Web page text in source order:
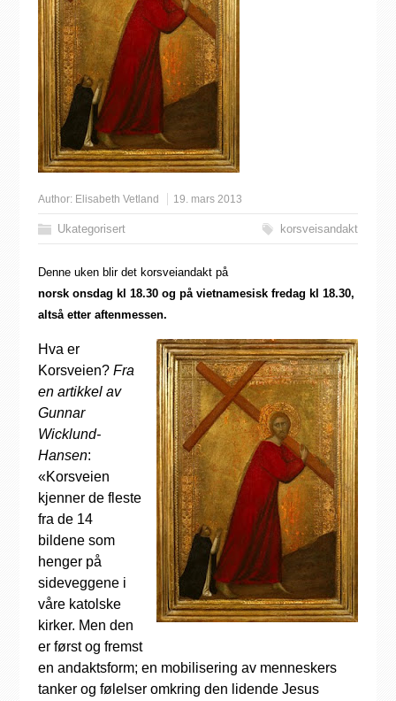
Author: Elisabeth Vetland 19. mars 2013
Ukategorisert korsveisandakt
Denne uken blir det korsveiandakt på
norsk onsdag kl 18.30 og på vietnamesisk fredag kl 18.30,
altså etter aftenmessen.
Hva er
Korsveien? Fra
en artikkel av
Gunnar
Wicklund-
Hansen:
«Korsveien
kjenner de fleste
fra de 14
bildene som
henger på
sideveggene i
våre katolske
kirker. Men den
er først og fremst
en andaktsform; en mobilisering av menneskers
tanker og følelser omkring den lidende Jesus